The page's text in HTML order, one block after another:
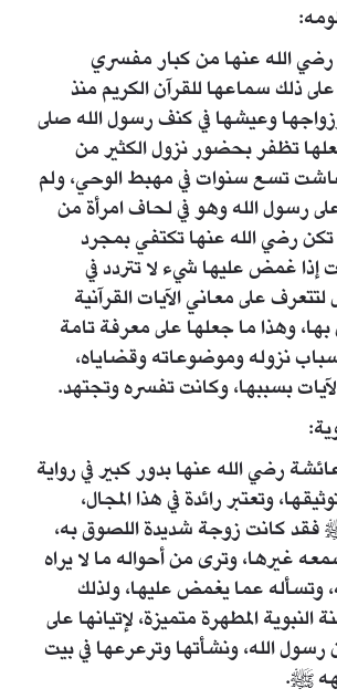
رضي الله عنها من كبار مفسري
ذلك سماعها للقرآن الكريم منذ
وعيشها في كنف رسول الله صلى
تظفر بحضور نزول الكثير من
عاشت تسع سنوات في مهبط الوحي، ولم
رسول الله وهو في لحاف امرأة من
رضي الله عنها تكتفي بمجرد
إذا غمض عليها شيء لا تتردد في
على معاني الآيات القرآنية
وهذا ما جعلها على معرفة تامة
نزوله وموضوعاته وقضاياه،
بسببها، وكانت تفسره وتجتهد.
رضي الله عنها بدور كبير في رواية
وتعتبر رائدة في هذا المجال،
فقد كانت زوجة شديدة اللصوق به،
غيرها، وترى من أحواله ما لا يراه
وتسأله عما يغمض عليها، ولذلك
المطهرة متميزة، لإتيانها على
الله، ونشأتها وترعرعها في بيت
ﷺ.